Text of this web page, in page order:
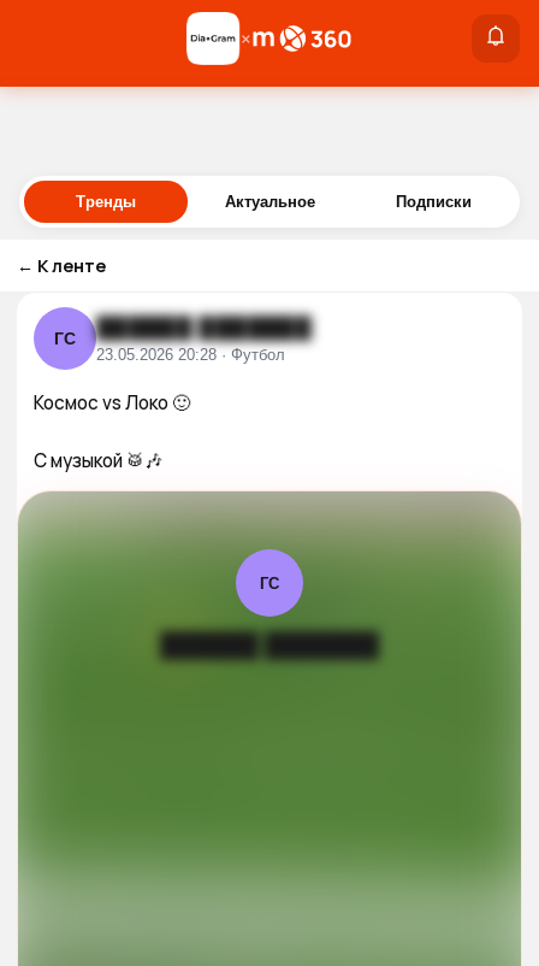
Войти
×
Тренды Актуальное Подписки
← К ленте
ГС ██████ ███████
23.05.2026 20:28 · Футбол
Космос vs Локо 🙂
С музыкой 🥁🎶
ГС